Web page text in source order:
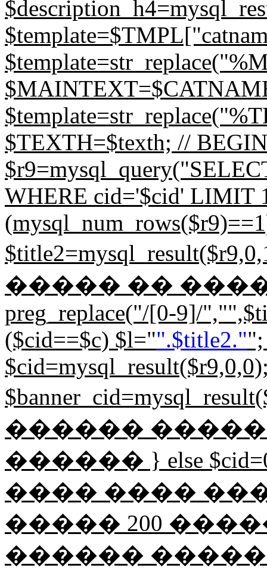
$TEXTH=$texth; //
WHERE cid='$cid' LIMIT
����� �� ����.
preg_replace("/[0-9]/
($cid==$c) $l="".$title2."
������
������ } else
���� ����
����� 200
������